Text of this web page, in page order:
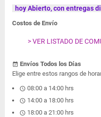
hoy Abierto, con entregas
Costos de Envío
> VER LISTADO DE
event_available Envíos Todos los Días
Elige entre estos rangos de
schedule 08:00 a 14:00 hrs
schedule 14:00 a 18:00 hrs
schedule 18:00 a 21:00 hrs